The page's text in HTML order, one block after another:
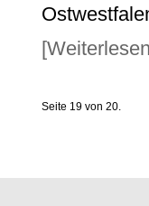
Seite 19 von 20.